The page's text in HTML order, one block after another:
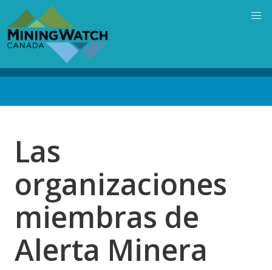
main
content
Las
organizaciones
miembras de
Alerta Minera